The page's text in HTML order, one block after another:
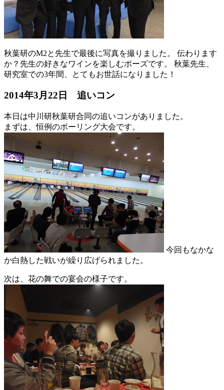
秋葉研のM2と先生で最後に写真を撮りました。 伝わります
か？先生の好きなワインを楽しむポーズです。 秋葉先生、
研究室での3年間、とてもお世話になりました！
2014年3月22日 追いコン
本日は中川研秋葉研合同の追いコンがありました。
まずは、恒例のボーリング大会です。
今回もなかな
か白熱した戦いが繰り広げられました。
次は、花の舞での宴会の様子です。